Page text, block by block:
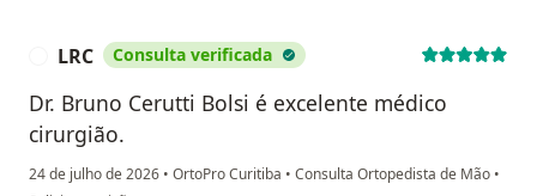
LRC Consulta verificada
Dr. Bruno Cerutti Bolsi é excelente médico
cirurgião.
24 de julho de 2026 • OrtoPro Curitiba • Consulta Ortopedista de Mão •